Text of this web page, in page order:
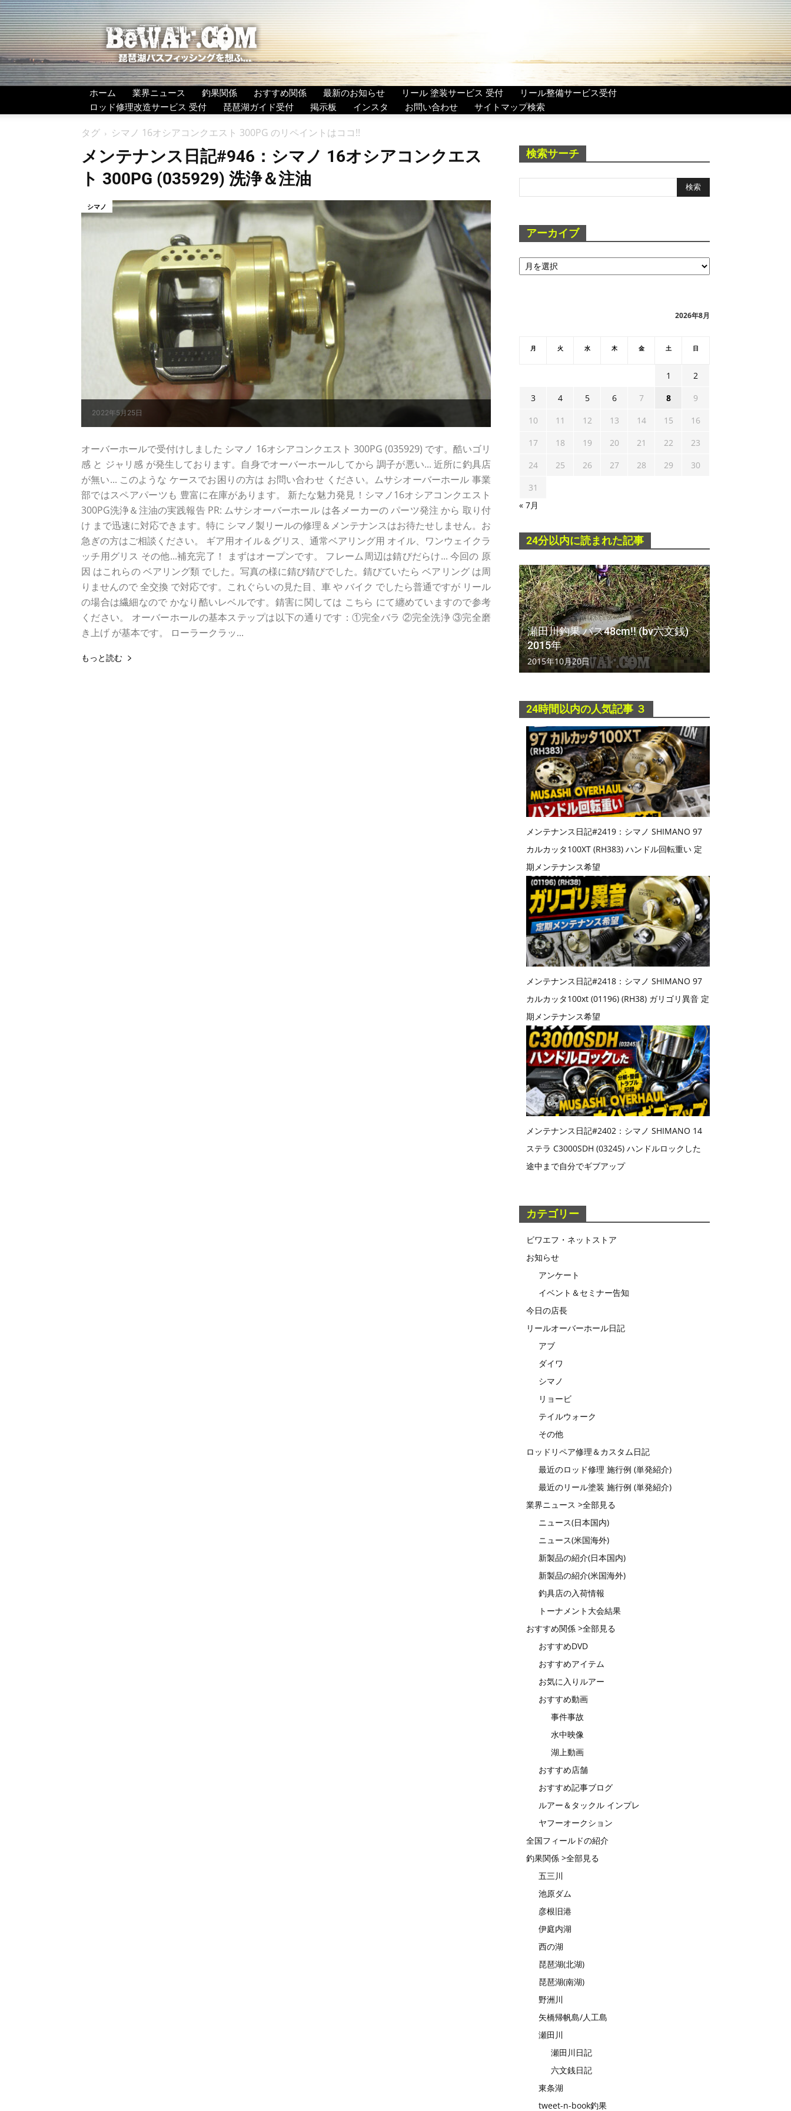
BeWAF
(ビ
ワ
エ
フ）
ホーム 業界ニュース 釣果関係 おすすめ関係 最新のお知らせ リール 塗装サービス 受付
リール整備サービス受付
ロッド修理改造サービス 受付
琵琶湖ガイド受付 掲示板 インスタ お問い合わせ サイトマップ検索
タグ シマノ 16オシアコンクエスト 300PG のリペイントはココ!!
メンテナンス日記#946：シマノ 16オシアコンクエス
ト 300PG (035929) 洗浄＆注油
2022年5月25日
シマノ
オーバーホールで受付けしました シマノ 16オシアコンクエスト 300PG (035929) です。酷いゴリ
感 と ジャリ感 が発生しております。自身でオーバーホールしてから 調子が悪い... 近所に釣具店
が無い... このような ケースでお困りの方は お問い合わせ ください。ムサシオーバーホール 事業
部ではスペアパーツも 豊富に在庫があります。 新たな魅力発見！シマノ16オシアコンクエスト
300PG洗浄＆注油の実践報告 PR: ムサシオーバーホール は各メーカーの パーツ発注 から 取り付
け まで迅速に対応できます。特に シマノ製リールの修理＆メンテナンスはお待たせしません。お
急ぎの方はご相談ください。 ギア用オイル＆グリス、通常ベアリング用 オイル、ワンウェイクラ
ッチ用グリス その他...補充完了！ まずはオープンです。 フレーム周辺は錆びだらけ... 今回の 原
因 はこれらの ベアリング類 でした。写真の様に錆び錆びでした。錆びていたら ベアリング は周
りませんので 全交換 で対応です。これぐらいの見た目、車 や バイク でしたら普通ですが リール
の場合は繊細なので かなり酷いレベルです。錆害に関しては こちら にて纏めていますので参考
ください。 オーバーホールの基本ステップは以下の通りです：①完全バラ ②完全洗浄 ③完全磨
き上げ が基本です。 ローラークラッ...
もっと読む
検索サーチ
アーカイブ
ア
ー
2026年8月
月 火 水 木 金 土 日
1
2
3
4 5 6 7 8
9
10
11 12 13 14 15
16
17
18 19 20 21 22
23
24
25 26 27 28 29
30
31
« 7月
24分以内に読まれた記事
瀬田川釣果 バス48cm!! (bv六文銭)
2015年
2015年10月20日
24時間以内の人気記事 ３
メンテナンス日記#2419：シマノ SHIMANO 97
カルカッタ100XT (RH383) ハンドル回転重い 定
期メンテナンス希望
メンテナンス日記#2418：シマノ SHIMANO 97
カルカッタ100xt (01196) (RH38) ガリゴリ異音 定
期メンテナンス希望
メンテナンス日記#2402：シマノ SHIMANO 14
ステラ C3000SDH (03245) ハンドルロックした
途中まで自分でギブアップ
カテゴリー
ビワエフ・ネットストア
お知らせ
アンケート
イベント＆セミナー告知
今日の店長
リールオーバーホール日記
アブ
ダイワ
シマノ
リョービ
テイルウォーク
その他
ロッドリペア修理＆カスタム日記
最近のロッド修理 施行例 (単発紹介)
最近のリール塗装 施行例 (単発紹介)
業界ニュース >全部見る
ニュース(日本国内)
ニュース(米国海外)
新製品の紹介(日本国内)
新製品の紹介(米国海外)
釣具店の入荷情報
トーナメント大会結果
おすすめ関係 >全部見る
おすすめDVD
おすすめアイテム
お気に入りルアー
おすすめ動画
事件事故
水中映像
湖上動画
おすすめ店舗
おすすめ記事ブログ
ルアー＆タックル インプレ
ヤフーオークション
全国フィールドの紹介
釣果関係 >全部見る
五三川
池原ダム
彦根旧港
伊庭内湖
西の湖
琵琶湖(北湖)
琵琶湖(南湖)
野洲川
矢橋帰帆島/人工島
瀬田川
瀬田川日記
六文銭日記
東条湖
tweet-n-book釣果